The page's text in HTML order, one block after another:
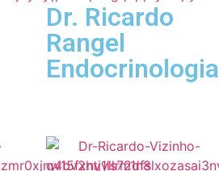
Dr. Ricardo
Rangel
Endocrinologia